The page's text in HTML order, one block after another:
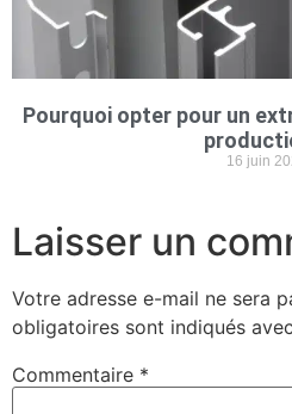
Pourquoi opter pour un
16 juin
Laisser un
Votre adresse e-mail ne sera
obligatoires sont indiqués avec
Commentaire *